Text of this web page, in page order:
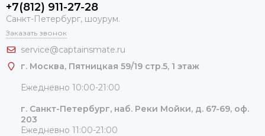
+7(812) 911-27-28
Санкт-Петербург, шоурум.
Заказать звонок
service@captainsmate.ru
г. Москва, Пятницкая 59/19 стр.5, 1 этаж
Ежедневно 10:00-21:00
г. Санкт-Петербург, наб. Реки Мойки, д. 67-69, оф.
203
Ежедневно 11:00-21:00